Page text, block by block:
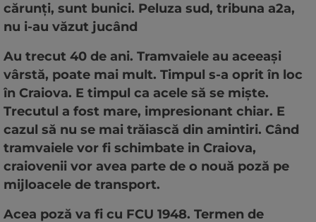
cărunți, sunt bunici. Peluza sud, tribuna a2a,
nu i-au văzut jucând
Au trecut 40 de ani. Tramvaiele au aceeași
vârstă, poate mai mult. Timpul s-a oprit în loc
în Craiova. E timpul ca acele să se miște.
Trecutul a fost mare, impresionant chiar. E
cazul să nu se mai trăiască din amintiri. Când
tramvaiele vor fi schimbate in Craiova,
craiovenii vor avea parte de o nouă poză pe
mijloacele de transport.
Acea poză va fi cu FCU 1948. Termen de